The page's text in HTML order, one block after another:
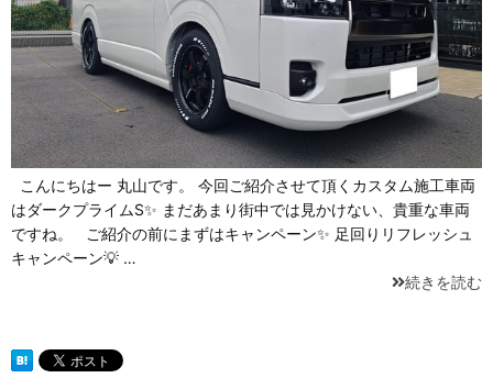
こんにちはー 丸山です。 今回ご紹介させて頂くカスタム施工車両
はダークプライムS✨ まだあまり街中では見かけない、貴重な車両
ですね。 ご紹介の前にまずはキャンペーン✨ 足回りリフレッシュ
キャンペーン💡 …
続きを読む